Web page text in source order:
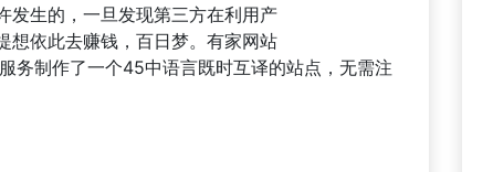
发生的，一旦发现第三方在利用产
想依此去赚钱，百日梦。有家网站
务制作了一个45中语言既时互译的站点，无需注